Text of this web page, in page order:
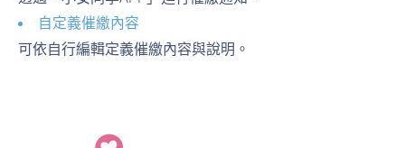
自定義催繳內容
可依自行編輯定義催繳內容與說明。